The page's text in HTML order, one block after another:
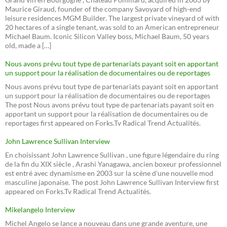
Maurice Giraud, founder of the company Savoyard of high-end
leisure residences MGM Builder. The largest private vineyard of with
20 hectares of a single tenant, was sold to an American entrepreneur
Michael Baum. Iconic Silicon Valley boss, Michael Baum, 50 years
old, made a […]
Nous avons prévu tout type de partenariats payant soit en apportant
un support pour la réalisation de documentaires ou de reportages
Nous avons prévu tout type de partenariats payant soit en apportant
un support pour la réalisation de documentaires ou de reportages
The post Nous avons prévu tout type de partenariats payant soit en
apportant un support pour la réalisation de documentaires ou de
reportages first appeared on Forks.Tv Radical Trend Actualités.
John Lawrence Sullivan Interview
En choisissant John Lawrence Sullivan , une figure légendaire du ring
de la fin du XIX siècle , Arashi Yanagawa, ancien boxeur professionnel
est entré avec dynamisme en 2003 sur la scène d'une nouvelle mod
masculine japonaise. The post John Lawrence Sullivan Interview first
appeared on Forks.Tv Radical Trend Actualités.
Mikelangelo Interview
Michel Angelo se lance a nouveau dans une grande aventure, une